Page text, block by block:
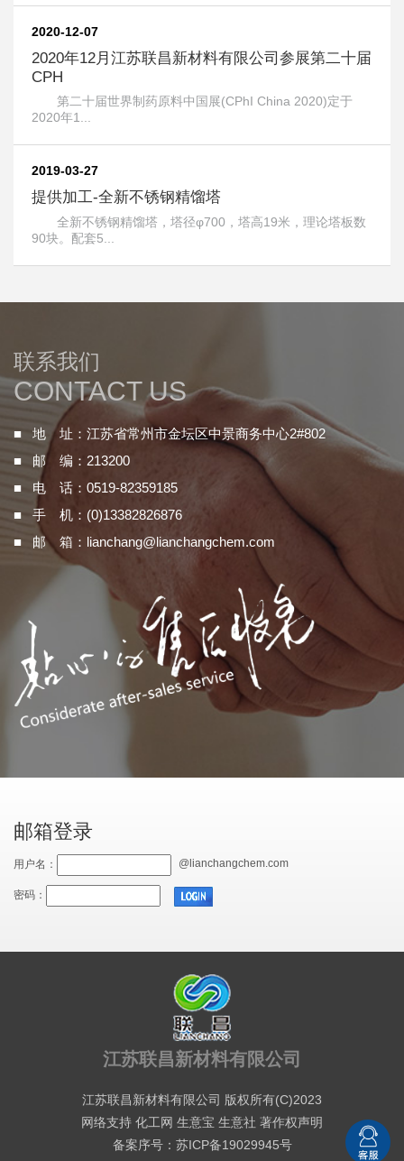
2020-12-07
2020年12月江苏联昌新材料有限公司参展第二十届
CPH
第二十届世界制药原料中国展(CPhI China 2020)定于
2020年1...
2019-03-27
提供加工-全新不锈钢精馏塔
全新不锈钢精馏塔，塔径φ700，塔高19米，理论塔板数
90块。配套5...
联系我们
CONTACT US
■ 地 址：江苏省常州市金坛区中景商务中心2#802
■ 邮 编：213200
■ 电 话：0519-82359185
■ 手 机：(0)13382826876
■ 邮 箱： lianchang@lianchangchem.com
邮箱登录
用户名： @lianchangchem.com
密码：
江苏联昌新材料有限公司
江苏联昌新材料有限公司 版权所有(C)2023
网络支持 化工网 生意宝 生意社 著作权声明
备案序号：苏ICP备19029945号